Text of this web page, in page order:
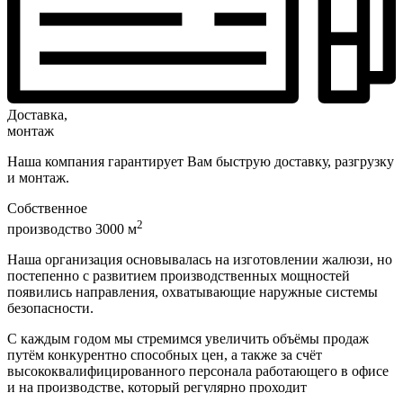
Доставка,
монтаж
Наша компания гарантирует Вам быструю доставку, разгрузку
и монтаж.
Собственное
производство 3000 м2
Наша организация основывалась на изготовлении жалюзи, но
постепенно с развитием производственных мощностей
появились направления, охватывающие наружные системы
безопасности.
С каждым годом мы стремимся увеличить объёмы продаж
путём конкурентно способных цен, а также за счёт
высококвалифицированного персонала работающего в офисе
и на производстве, который регулярно проходит